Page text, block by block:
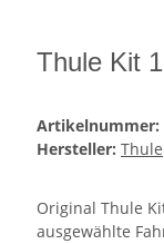
Thule Kit
Artikelnummer:
Hersteller: Thule
Original Thule
ausgewählte